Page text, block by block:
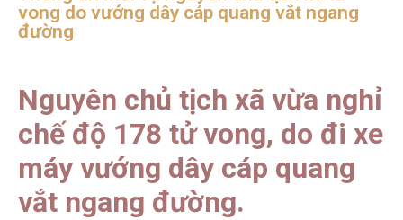
vong do vướng dây cáp quang vắt ngang
đường
Nguyên chủ tịch xã vừa nghỉ
chế độ 178 tử vong, do đi xe
máy vướng dây cáp quang
vắt ngang đường.